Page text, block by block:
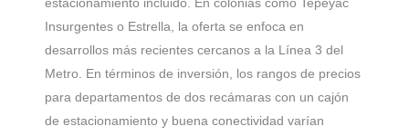
estacionamiento incluido. En colonias como Tepeyac
Insurgentes o Estrella, la oferta se enfoca en
desarrollos más recientes cercanos a la Línea 3 del
Metro. En términos de inversión, los rangos de precios
para departamentos de dos recámaras con un cajón
de estacionamiento y buena conectividad varían